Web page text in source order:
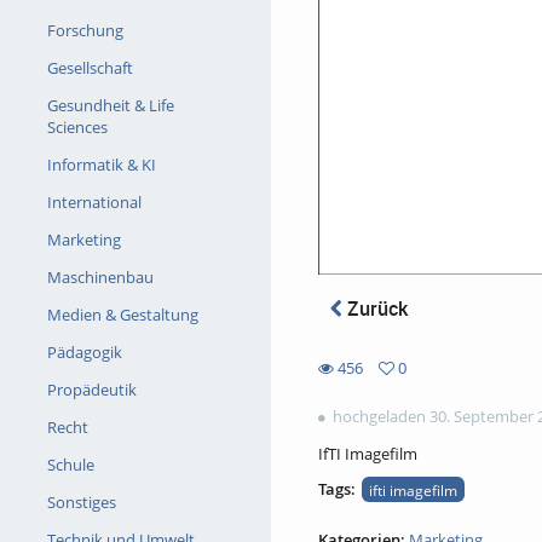
Forschung
Gesellschaft
Gesundheit & Life
Sciences
Informatik & KI
International
Marketing
Maschinenbau
Medien & Gestaltung
Pädagogik
Propädeutik
Recht
Schule
Sonstiges
Zurück
456
views
0
favorites
hochgeladen 30. September
IfTI Imagefilm
Tags:
ifti imagefilm